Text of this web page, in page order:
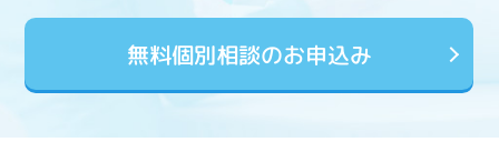
無料個別相談のお申込み